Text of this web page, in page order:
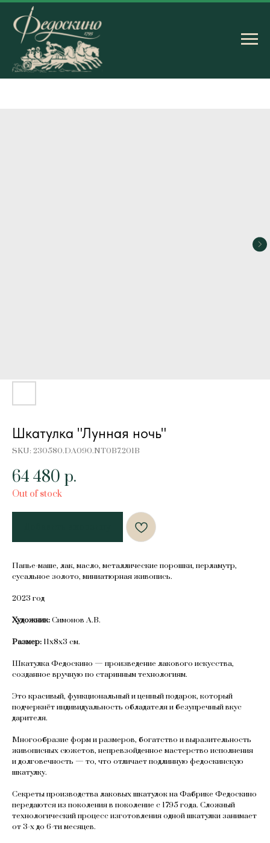
Шкатулка "Лунная ночь"
SKU: 230580.DA090.NT0B7.201B
64 480 р.
Out of stock
Папье-маше, лак, масло, металлические порошки, перламутр,
сусальное золото, миниатюрная живопись.
2023 год
Художник:Симонов А.В.
Размер: 11х8х3 см.
Шкатулка Федоскино — произведение лакового искусства,
созданное вручную по старинным технологиям.
Это красивый, функциональный и ценный подарок, который
подчеркнёт индивидуальность обладателя и безупречный вкус
дарителя.
Многообразие форм и размеров, богатство и выразительность
живописных сюжетов, непревзойденное мастерство исполнения
и долговечность — то, что отличает подлинную федоскинскую
шкатулку.
Секреты производства лаковых шкатулок на Фабрике Федоскино
передаются из поколения в поколение с 1795 года. Сложный
технологический процесс изготовления одной шкатулки занимает
от 3-х до 6-ти месяцев.